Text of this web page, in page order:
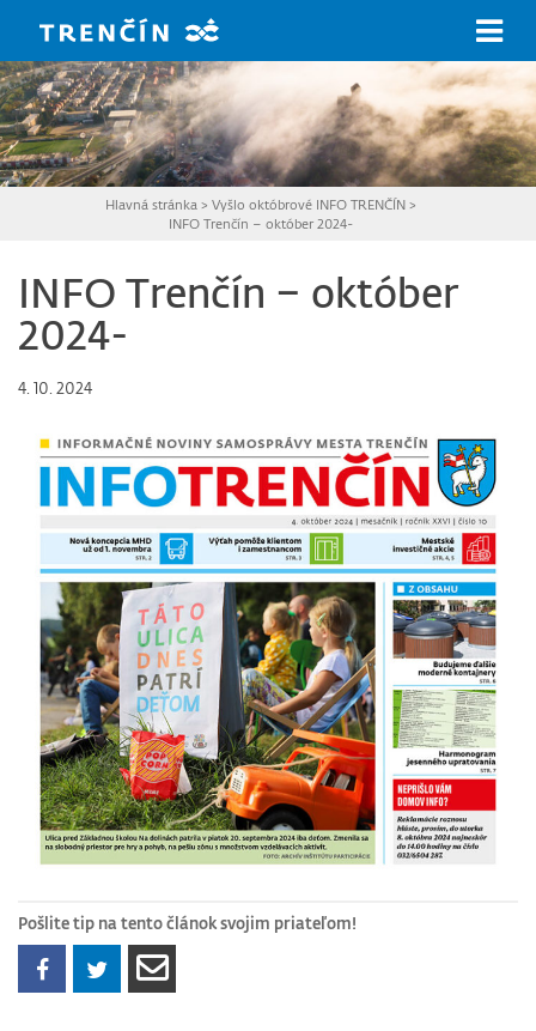
Hlavná stránka >Vyšlo októbrové INFO TRENČÍN >
INFO Trenčín – október 2024-
INFO Trenčín – október
2024-
4. 10. 2024
Pošlite tip na tento článok svojim priateľom!